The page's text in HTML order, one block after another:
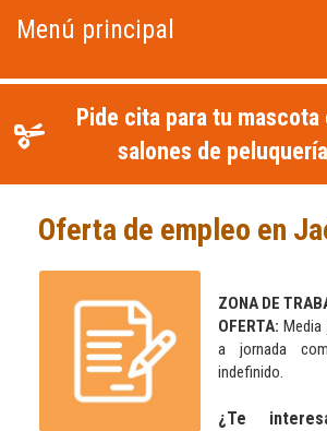
Menú principal
Pide cita para tu
salones de
Oferta de empleo en
ZONA DE
OFERTA:Media
a jornada
indefinido.
¿Te